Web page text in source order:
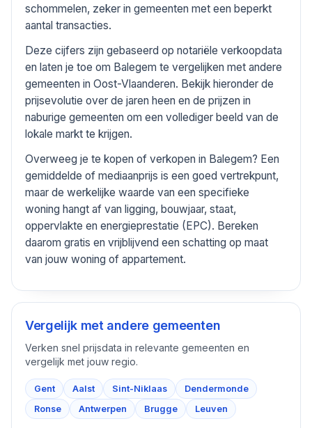
schommelen, zeker in gemeenten met een beperkt
aantal transacties.
Deze cijfers zijn gebaseerd op notariële verkoopdata
en laten je toe om Balegem te vergelijken met andere
gemeenten in Oost-Vlaanderen. Bekijk hieronder de
prijsevolutie over de jaren heen en de prijzen in
naburige gemeenten om een vollediger beeld van de
lokale markt te krijgen.
Overweeg je te kopen of verkopen in Balegem? Een
gemiddelde of mediaanprijs is een goed vertrekpunt,
maar de werkelijke waarde van een specifieke
woning hangt af van ligging, bouwjaar, staat,
oppervlakte en energieprestatie (EPC). Bereken
daarom gratis en vrijblijvend een schatting op maat
van jouw woning of appartement.
Vergelijk met andere gemeenten
Verken snel prijsdata in relevante gemeenten en
vergelijk met jouw regio.
Gent Aalst Sint-Niklaas
Dendermonde
Ronse
Antwerpen Brugge Leuven